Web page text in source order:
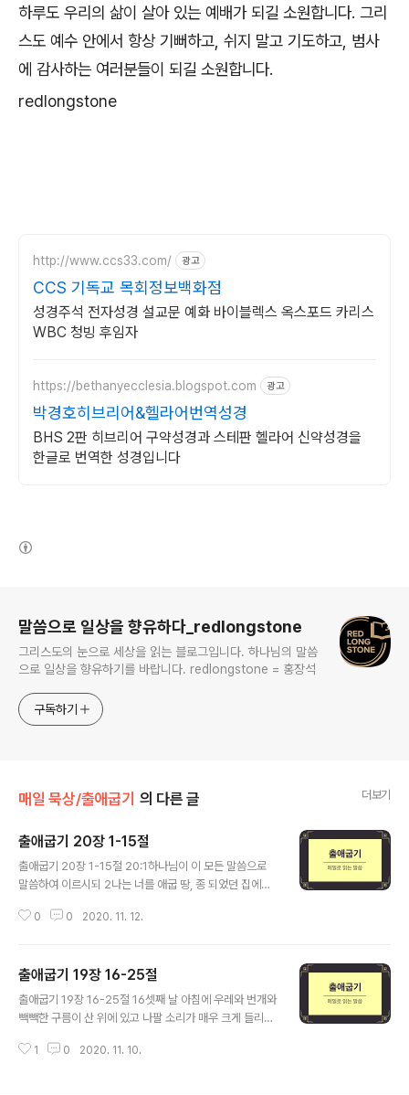
하루도 우리의 삶이 살아 있는 예배가 되길 소원합니다. 그리
스도 예수 안에서 항상 기뻐하고, 쉬지 말고 기도하고, 범사
에 감사하는 여러분들이 되길 소원합니다.
redlongstone
http://www.ccs33.com/ 광고
CCS 기독교 목회정보백화점
성경주석 전자성경 설교문 예화 바이블렉스 옥스포드 카리스
WBC 청빙 후임자
https://bethanyecclesia.blogspot.com 광고
박경호히브리어&헬라어번역성경
BHS 2판 히브리어 구약성경과 스테판 헬라어 신약성경을
한글로 번역한 성경입니다
말씀으로 일상을 향유하다_redlongstone
그리스도의 눈으로 세상을 읽는 블로그입니다. 하나님의 말씀
으로 일상을 향유하기를 바랍니다. redlongstone = 홍장석
구독하기
매일 묵상/출애굽기 의 다른 글 더보기
출애굽기 20장 1-15절
출애굽기 20장 1-15절 20:1하나님이 이 모든 말씀으로
말씀하여 이르시되 2나는 너를 애굽 땅, 종 되었던 집에서
신들을 네게 두지 말라 4너를 위하여 새긴 우상을 만들지
들에게 절하지 말며 그것들을 섬기지 말라 나 네 하나님 여
호와는 질투하는 하나님인즉 나르 ㄹ미워하는 자의 죄를
갚되 아버지로부터 아들에게로 삼사 대까지 이르게 하거니
은혜를 베푸느니라 7너는 네 하나님 여호와의 이름을 망령
0 0 2020. 11. 12.
출애굽기 19장 16-25절
출애굽기 19장 16-25절 16셋째 날 아침에 우레와 번개와
빽빽한 구름이 산 위에 있고 나팔 소리가 매우 크게 들리니
으려고 백성을 거느리고 진에서 나오매 그들이 산 기슭에
1 0 2020. 11. 10.